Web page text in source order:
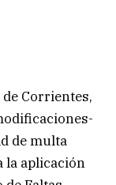
Corrientes,
de multa
la aplicación